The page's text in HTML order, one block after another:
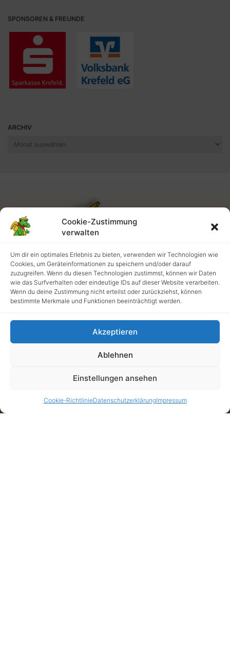
Cookie-Zustimmung
verwalten
Um dir ein optimales Erlebnis zu bieten, verwenden wir Technologien wie
Cookies, um Geräteinformationen zu speichern und/oder darauf
zuzugreifen. Wenn du diesen Technologien zustimmst, können wir Daten
wie das Surfverhalten oder eindeutige IDs auf dieser Website verarbeiten.
Wenn du deine Zustimmung nicht erteilst oder zurückziehst, können
bestimmte Merkmale und Funktionen beeinträchtigt werden.
Akzeptieren
Ablehnen
Einstellungen ansehen
Cookie-RichtlinieDatenschutzerklärungImpressum
SPONSOREN & FREUNDE
ARCHIV
Archiv
Das da oben ist unser Maskottchen Burgo!
Das hier ist die neue und stetig wachsende Webseite der KGS,